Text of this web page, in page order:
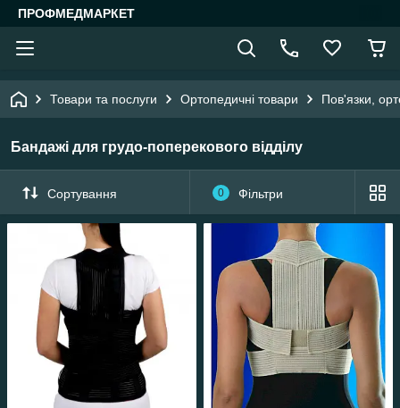
ПРОФМЕДМАРКЕТ
Товари та послуги Ортопедичні товари Пов'язки,
Бандажі для грудо-поперекового відділу
Сортування 0 Фільтри